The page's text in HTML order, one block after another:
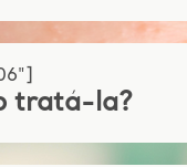
tratá-la?